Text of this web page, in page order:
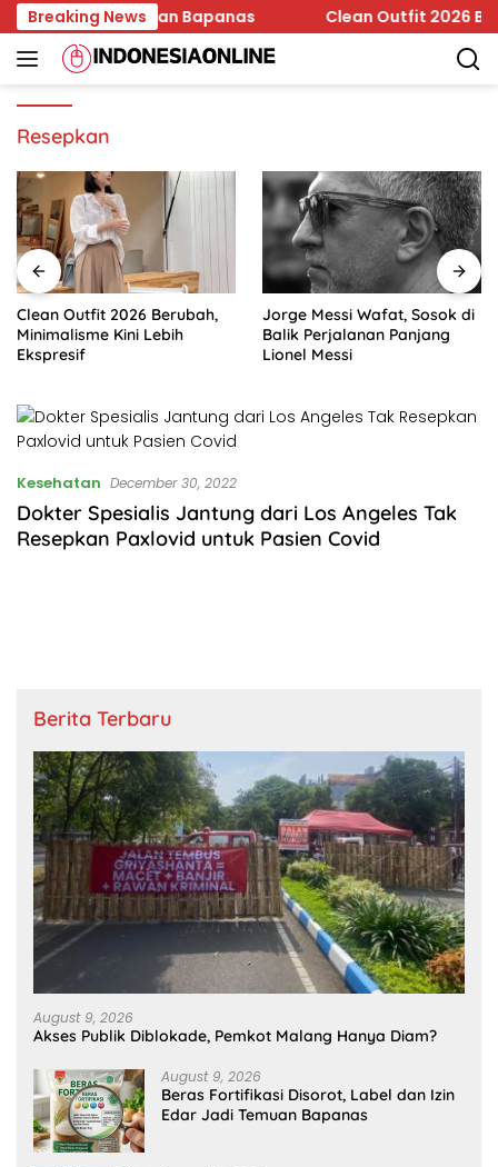
Skip
to
content
Breaking News
Jadi Temuan Bapanas Clean Outfit 2026
Resepkan
Clean Outfit 2026 Berubah,
Minimalisme Kini Lebih
Ekspresif
Jorge Messi Wafat, Sosok di
Balik Perjalanan Panjang
Lionel Messi
Kesehatan December 30, 2022
Dokter Spesialis Jantung dari Los Angeles Tak
Resepkan Paxlovid untuk Pasien Covid
Berita Terbaru
August 9, 2026
Akses Publik Diblokade, Pemkot Malang Hanya Diam?
August 9, 2026
Beras Fortifikasi Disorot, Label dan Izin
Edar Jadi Temuan Bapanas